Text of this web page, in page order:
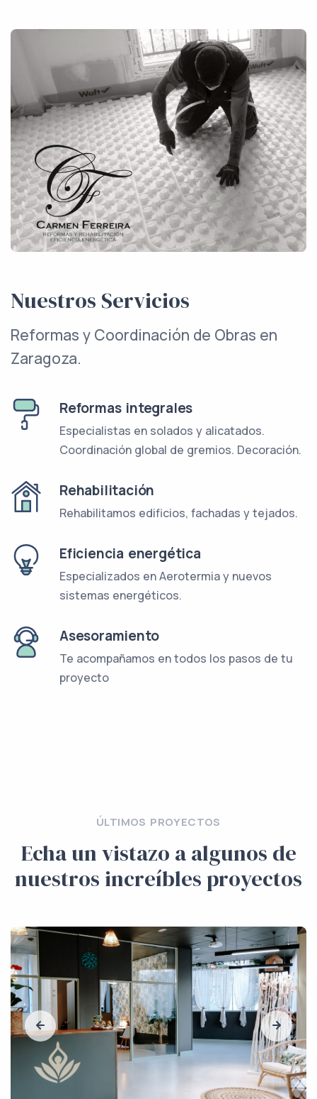
Nuestros Servicios
Reformas y Coordinación de Obras en
Zaragoza.
Reformas integrales
Especialistas en solados y alicatados.
Coordinación global de gremios. Decoración.
Rehabilitación
Rehabilitamos edificios, fachadas y tejados.
Eficiencia energética
Especializados en Aerotermia y nuevos
sistemas energéticos.
Asesoramiento
Te acompañamos en todos los pasos de tu
proyecto
ÚLTIMOS PROYECTOS
Echa un vistazo a algunos de
nuestros increíbles proyectos